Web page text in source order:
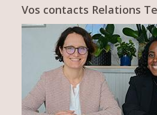
Vos contacts Relations